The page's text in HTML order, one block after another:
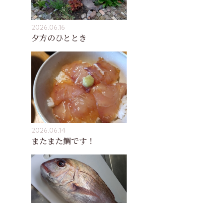
2026.06.16
夕方のひととき
2026.06.14
またまた鯛です！